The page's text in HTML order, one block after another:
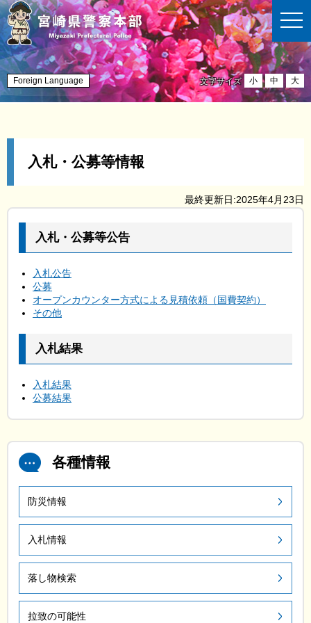
t
o
g
l
e
n
a
v
Foreign Language 文字サイズ 小 中 大
入札・公募等情報
最終更新日:2025年4月23日
入札・公募等公告
入札公告
公募
オープンカウンター方式による見積依頼（国費契約）
その他
入札結果
入札結果
公募結果
各種情報
防災情報
入札情報
落し物検索
拉致の可能性